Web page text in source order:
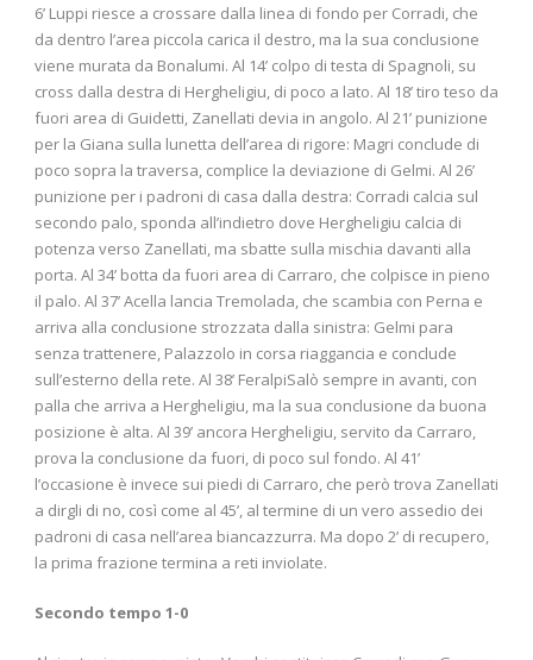
6’ Luppi riesce a crossare dalla linea di fondo per Corradi, che
da dentro l’area piccola carica il destro, ma la sua conclusione
viene murata da Bonalumi. Al 14’ colpo di testa di Spagnoli, su
cross dalla destra di Hergheligiu, di poco a lato. Al 18’ tiro teso da
fuori area di Guidetti, Zanellati devia in angolo. Al 21’ punizione
per la Giana sulla lunetta dell’area di rigore: Magri conclude di
poco sopra la traversa, complice la deviazione di Gelmi. Al 26’
punizione per i padroni di casa dalla destra: Corradi calcia sul
secondo palo, sponda all’indietro dove Hergheligiu calcia di
potenza verso Zanellati, ma sbatte sulla mischia davanti alla
porta. Al 34’ botta da fuori area di Carraro, che colpisce in pieno
il palo. Al 37’ Acella lancia Tremolada, che scambia con Perna e
arriva alla conclusione strozzata dalla sinistra: Gelmi para
senza trattenere, Palazzolo in corsa riaggancia e conclude
sull’esterno della rete. Al 38’ FeralpiSalò sempre in avanti, con
palla che arriva a Hergheligiu, ma la sua conclusione da buona
posizione è alta. Al 39’ ancora Hergheligiu, servito da Carraro,
prova la conclusione da fuori, di poco sul fondo. Al 41’
l’occasione è invece sui piedi di Carraro, che però trova Zanellati
a dirgli di no, così come al 45’, al termine di un vero assedio dei
padroni di casa nell’area biancazzurra. Ma dopo 2’ di recupero,
la prima frazione termina a reti inviolate.
Secondo tempo 1-0